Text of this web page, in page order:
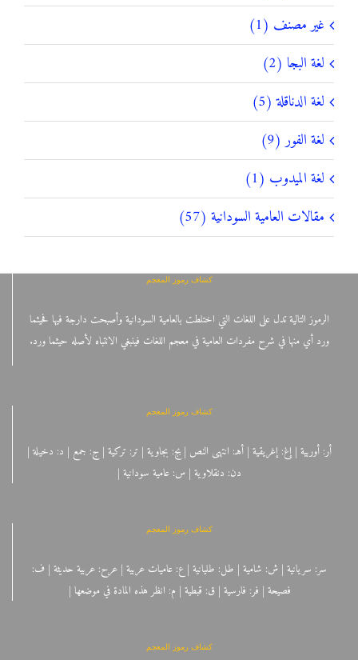
غير مصنف (1)
لغة البجا (2)
لغة الدناقلة (5)
لغة الفور (9)
لغة الميدوب (1)
مقالات العامية السودانية (57)
كشاف رموز المعجم
الرموز التالية تدل على اللغات التي اختلطت بالعامية السودانية وأصبحت دارجة فيها فحيثما
ورد أي منها في شرح مفردات العامية في معجم اللغات فينبغي الانتباه لأصله حيثما ورد.
كشاف رموز المعجم
أر: أوربية | إغ: إغريقية | أهـ: انتهى النص | بج: بجاوية | تر: تركية | ج: جمع | د: دخيلة |
دن: دنقلاوية | س: عامية سودانية |
كشاف رموز المعجم
سر: سريانية | ش: شامية | طل: طليانية | ع: عاميات عربية | عرح: عربية حديثة | ف:
فصيحة | فر: فارسية | ق: قبطية | م: انظر هذه المادة في موضعها |
كشاف رموز المعجم